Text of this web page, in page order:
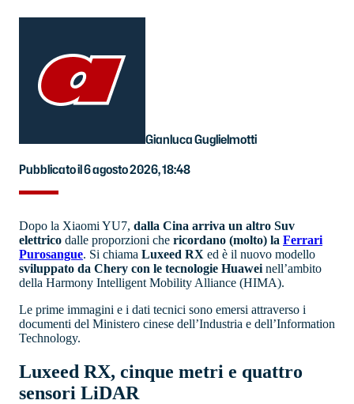
Gianluca Guglielmotti
Pubblicato il 6 agosto 2026, 18:48
Dopo la Xiaomi YU7, dalla Cina arriva un altro Suv
elettrico dalle proporzioni che ricordano (molto) la Ferrari
Purosangue. Si chiama Luxeed RX ed è il nuovo modello
sviluppato da Chery con le tecnologie Huawei nell’ambito
della Harmony Intelligent Mobility Alliance (HIMA).
Le prime immagini e i dati tecnici sono emersi attraverso i
documenti del Ministero cinese dell’Industria e dell’Information
Technology.
Luxeed RX, cinque metri e quattro
sensori LiDAR